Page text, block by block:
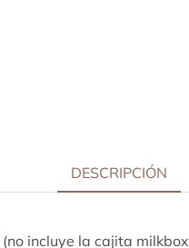
DESCRIPCIÓN
(no incluye la cajita